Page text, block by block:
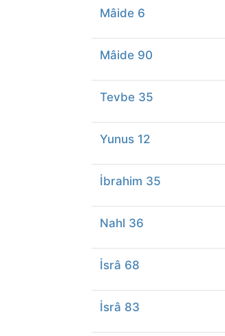
Mâide 6
Mâide 90
Tevbe 35
Yunus 12
İbrahim 35
Nahl 36
İsrâ 68
İsrâ 83